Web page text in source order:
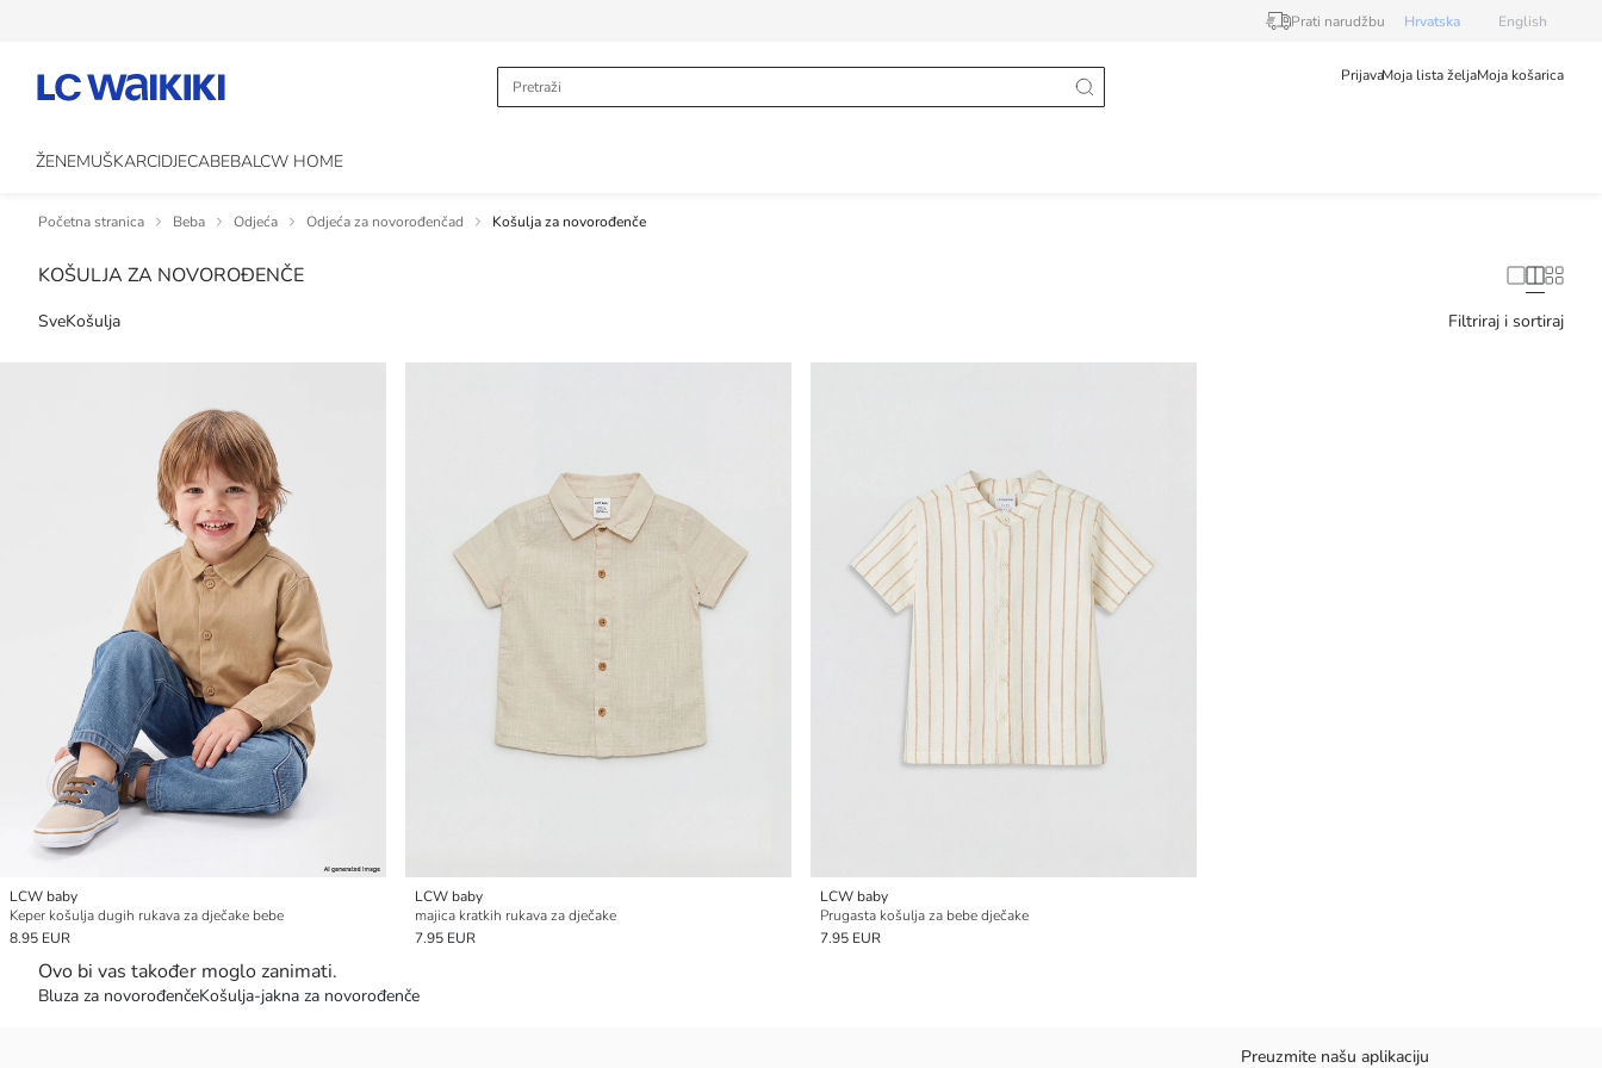
Prati narudžbu Hrvatska English
PrijavaMoja lista željaMoja košarica
ŽENEMUŠKARCIDJECABEBALCW HOME
Početna stranica Beba Odjeća Odjeća za novorođenčad Košulja za novorođenče
KOŠULJA ZA NOVOROĐENČE
SveKošulja Filtriraj i sortiraj
LCW baby
Keper košulja dugih rukava za dječake bebe
8.95 EUR
LCW baby
majica kratkih rukava za dječake
7.95 EUR
LCW baby
Prugasta košulja za bebe dječake
7.95 EUR
Ovo bi vas također moglo zanimati.
Bluza za novorođenčeKošulja-jakna za novorođenče
Preuzmite našu aplikaciju